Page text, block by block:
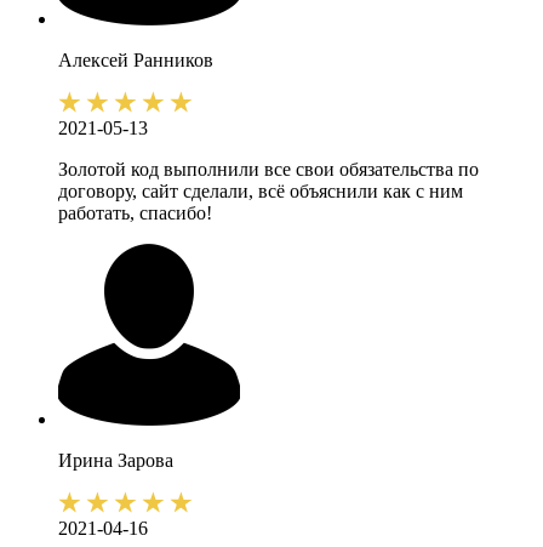
Алексей Ранников
2021-05-13
Золотой код выполнили все свои обязательства по
договору, сайт сделали, всё объяснили как с ним
работать, спасибо!
Ирина Зарова
2021-04-16